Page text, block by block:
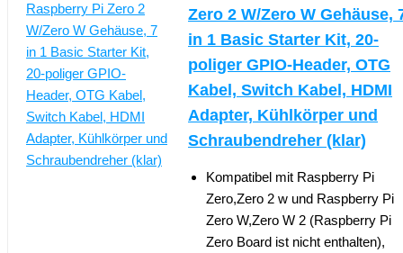
Zero 2 W/Zero W Gehäuse,
in 1 Basic Starter Kit, 20-
poliger GPIO-Header, OTG
Kabel, Switch Kabel, HDMI
Adapter, Kühlkörper und
Schraubendreher (klar)
Kompatibel mit Raspberry Pi
Zero,Zero 2 w und Raspberry Pi
Zero W,Zero W 2 (Raspberry Pi
Zero Board ist nicht enthalten),